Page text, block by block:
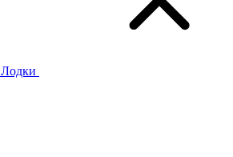
Лодки